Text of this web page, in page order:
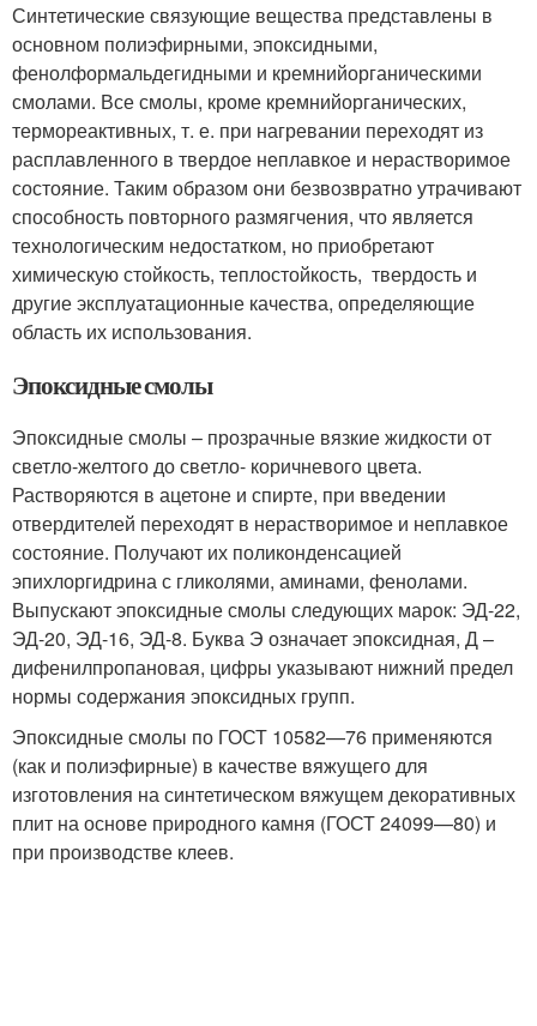
Синтетические связующие вещества представлены в
основном полиэфирными, эпоксидными,
фенолформальдегидными и кремнийорганическими
смолами. Все смолы, кроме кремнийорганических,
термореактивных, т. е. при нагревании переходят из
расплавленного в твердое неплавкое и нерастворимое
состояние. Таким образом они безвозвратно утрачивают
способность повторного размягчения, что является
технологическим недостатком, но приобретают
химическую стойкость, теплостойкость, твердость и
другие эксплуатационные качества, определяющие
область их использования.
Эпоксидные смолы
Эпоксидные смолы – прозрачные вязкие жидкости от
светло-желтого до светло- коричневого цвета.
Растворяются в ацетоне и спирте, при введении
отвердителей переходят в нерастворимое и неплавкое
состояние. Получают их поликонденсацией
эпихлоргидрина с гликолями, аминами, фенолами.
Выпускают эпоксидные смолы следующих марок: ЭД-22,
ЭД-20, ЭД-16, ЭД-8. Буква Э означает эпоксидная, Д –
дифенилпропановая, цифры указывают нижний предел
нормы содержания эпоксидных групп.
Эпоксидные смолы по ГОСТ 10582—76 применяются
(как и полиэфирные) в качестве вяжущего для
изготовления на синтетическом вяжущем декоративных
плит на основе природного камня (ГОСТ 24099—80) и
при производстве клеев.